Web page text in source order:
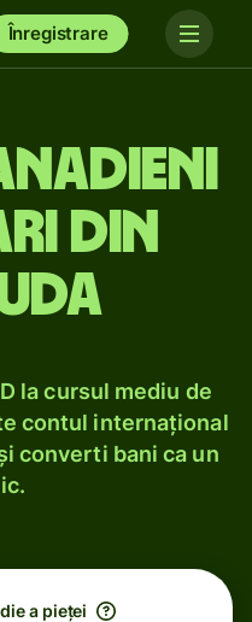
Înregistrare
din
la cursul mediu de
contul internațional
converti bani ca un
a pieței